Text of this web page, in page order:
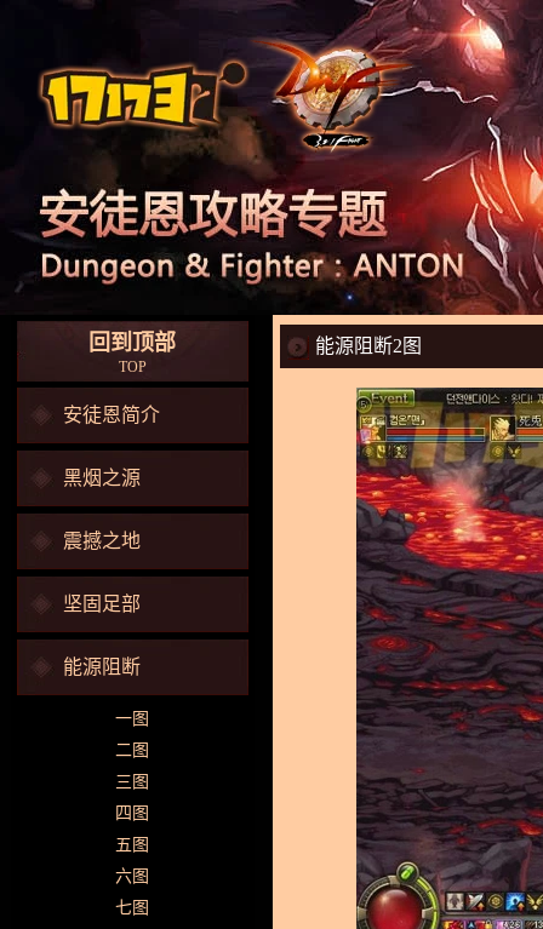
回到顶部
TOP
安徒恩简介
黑烟之源
震撼之地
坚固足部
能源阻断
一图
二图
三图
四图
五图
六图
七图
能源阻断2图